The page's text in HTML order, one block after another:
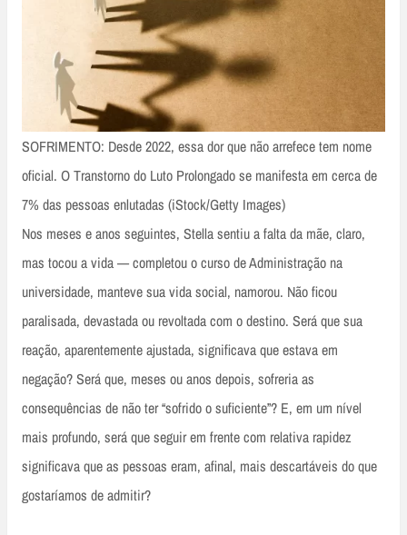
SOFRIMENTO: Desde 2022, essa dor que não arrefece tem nome
oficial. O Transtorno do Luto Prolongado se manifesta em cerca de
7% das pessoas enlutadas (iStock/Getty Images)
Nos meses e anos seguintes, Stella sentiu a falta da mãe, claro,
mas tocou a vida — completou o curso de Administração na
universidade, manteve sua vida social, namorou. Não ficou
paralisada, devastada ou revoltada com o destino. Será que sua
reação, aparentemente ajustada, significava que estava em
negação? Será que, meses ou anos depois, sofreria as
consequências de não ter “sofrido o suficiente”? E, em um nível
mais profundo, será que seguir em frente com relativa rapidez
significava que as pessoas eram, afinal, mais descartáveis do que
gostaríamos de admitir?